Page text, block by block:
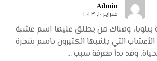
Admin
فبراير ١٠, ٢٠٢٣
وهناك من يطلق عليها اسم عشبة
التي يلقبها الكثيرون باسم شجرة
وقد بدأ معرفة سبب ...